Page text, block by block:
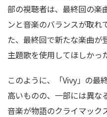
部の視聴者は、最終回の楽
ンと音楽のバランスが取れ
た、最終回で新たな楽曲が
主題歌を使用してほしかっ
このように、「Vivy」の最
高いものの、一部には異な
音楽が物語のクライマック